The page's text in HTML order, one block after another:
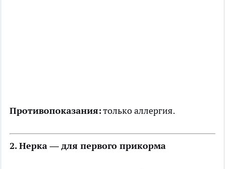
Противопоказания:только аллергия.
2. Нерка — для первого прикорма